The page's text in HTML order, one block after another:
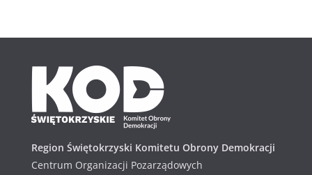
u
Region Świętokrzyski Komitetu Obrony Demokracji
Centrum Organizacji Pozarządowych